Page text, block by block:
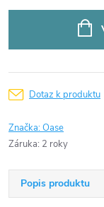
Dotaz k produktu
Značka:Oase
Záruka: 2 roky
Popis produktu